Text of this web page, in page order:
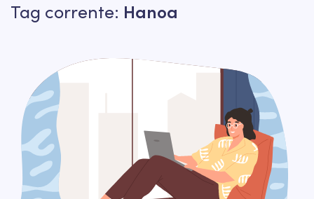
Tag corrente: Hanoa